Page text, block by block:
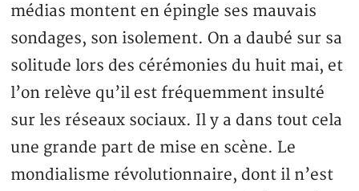
médias montent en épingle ses mauvais
sondages, son isolement. On a daubé sur sa
solitude lors des cérémonies du huit mai, et
l’on relève qu’il est fréquemment insulté
sur les réseaux sociaux. Il y a dans tout cela
une grande part de mise en scène. Le
mondialisme révolutionnaire, dont il n’est